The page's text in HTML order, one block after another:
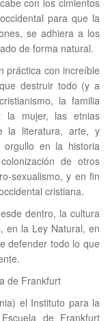
para que la
se adhiera a los
de forma natural.
práctica con increíble
destruir todo (y a
la familia
la mujer, las etnias
la literatura, arte, y
en la historia
de otros
sexualismo, y en fin
cristiana.
dentro, la cultura
en la Ley Natural, en
defender todo lo que
de Frankfurt
el Instituto para la
de Frankfurt